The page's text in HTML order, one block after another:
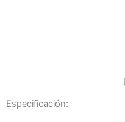
Especificación: